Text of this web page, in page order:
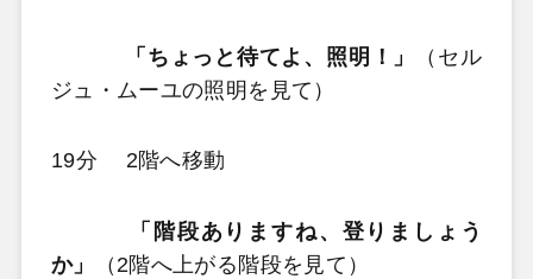
「ちょっと待てよ、照明！」
（セル
ジュ・ムーユの照明を見て）
19分 2階へ移動
「階段ありますね、登りましょう
か」
（2階へ上がる階段を見て）